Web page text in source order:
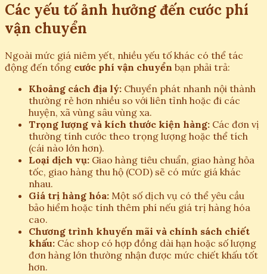
Các yếu tố ảnh hưởng đến cước phí
vận chuyển
Ngoài mức giá niêm yết, nhiều yếu tố khác có thể tác
động đến tổng cước phí vận chuyển bạn phải trả:
Khoảng cách địa lý: Chuyển phát nhanh nội thành
thường rẻ hơn nhiều so với liên tỉnh hoặc đi các
huyện, xã vùng sâu vùng xa.
Trọng lượng và kích thước kiện hàng: Các đơn vị
thường tính cước theo trọng lượng hoặc thể tích
(cái nào lớn hơn).
Loại dịch vụ: Giao hàng tiêu chuẩn, giao hàng hỏa
tốc, giao hàng thu hộ (COD) sẽ có mức giá khác
nhau.
Giá trị hàng hóa: Một số dịch vụ có thể yêu cầu
bảo hiểm hoặc tính thêm phí nếu giá trị hàng hóa
cao.
Chương trình khuyến mãi và chính sách chiết
khấu: Các shop có hợp đồng dài hạn hoặc số lượng
đơn hàng lớn thường nhận được mức chiết khấu tốt
hơn.